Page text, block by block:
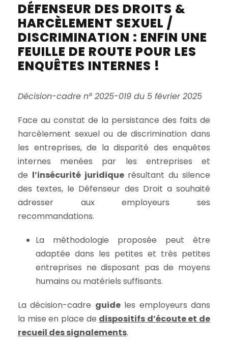
DÉFENSEUR DES DROITS &
HARCÈLEMENT SEXUEL /
DISCRIMINATION : ENFIN UNE
FEUILLE DE ROUTE POUR LES
ENQUÊTES INTERNES !
Décision-cadre n° 2025-019 du 5 février 2025
Face au constat de la persistance des faits de
harcèlement sexuel ou de discrimination dans
les entreprises, de la disparité des enquêtes
internes menées par les entreprises et
de l’insécurité juridiquerésultant du silence
des textes, le Défenseur des Droit a souhaité
adresser aux employeurs ses
recommandations.
La méthodologie proposée peut être
adaptée dans les petites et très petites
entreprises ne disposant pas de moyens
humains ou matériels suffisants.
La décision-cadre guideles employeurs dans
la mise en place de dispositifs d’écoute et de
recueil des signalements.